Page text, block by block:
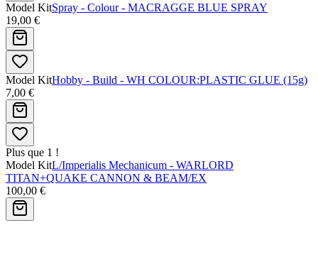
Model KitSpray - Colour - MACRAGGE BLUE SPRAY
19,00 €
Model KitHobby - Build - WH COLOUR:PLASTIC GLUE (15g)
7,00 €
Plus que 1 !
Model KitL/Imperialis Mechanicum - WARLORD
TITAN+QUAKE CANNON & BEAM/EX
100,00 €